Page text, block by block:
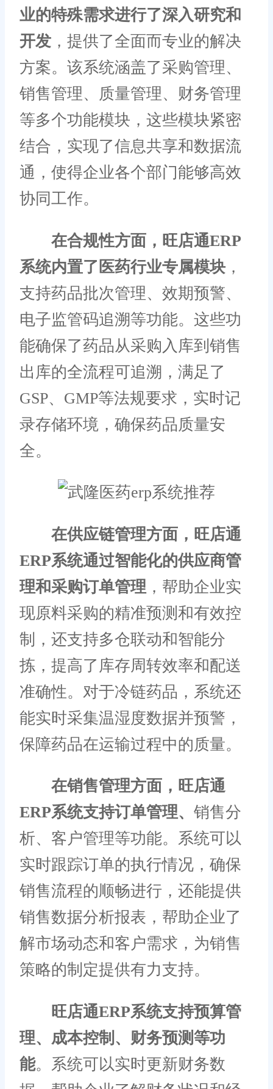
业的特殊需求进行了深入研究和
开发 ，提供了全面而专业的解决
方案。该系统涵盖了采购管理、
销售管理、质量管理、财务管理
等多个功能模块，这些模块紧密
结合，实现了信息共享和数据流
通，使得企业各个部门能够高效
协同工作。
在合规性方面，旺店通ERP
系统内置了医药行业专属模块 ，
支持药品批次管理、效期预警、
电子监管码追溯等功能。这些功
能确保了药品从采购入库到销售
出库的全流程可追溯，满足了
GSP、GMP等法规要求，实时记
录存储环境，确保药品质量安
全。
在供应链管理方面，旺店通
ERP系统通过智能化的供应商管
理和采购订单管理 ，帮助企业实
现原料采购的精准预测和有效控
制，还支持多仓联动和智能分
拣，提高了库存周转效率和配送
准确性。对于冷链药品，系统还
能实时采集温湿度数据并预警，
保障药品在运输过程中的质量。
在销售管理方面，旺店通
ERP系统支持订单管理、 销售分
析、客户管理等功能。系统可以
实时跟踪订单的执行情况，确保
销售流程的顺畅进行，还能提供
销售数据分析报表，帮助企业了
解市场动态和客户需求，为销售
策略的制定提供有力支持。
旺店通ERP系统支持预算管
理、成本控制、财务预测等功
能。系统可以实时更新财务数